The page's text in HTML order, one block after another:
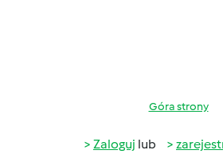
Góra strony
Zaloguj lub